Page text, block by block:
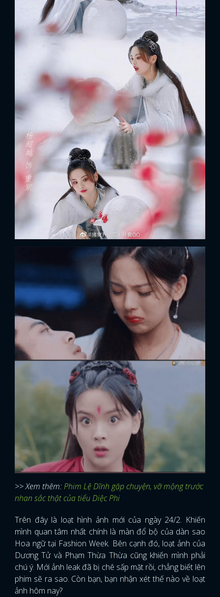
>> Xem thêm:Phim Lệ Dĩnh gặp chuyện, vỡ mộng trước
nhan sắc thật của tiểu Diệc Phi
Trên đây là loạt hình ảnh mới của ngày 24/2. Khiến
mình quan tâm nhất chính là màn đổ bộ của dàn sao
Hoa ngữ tại Fashion Week. Bên cạnh đó, loạt ảnh của
Dương Tử và Phạm Thừa Thừa cũng khiến mình phải
chú ý. Mới ảnh leak đã bị chê sấp mặt rồi, chẳng biết lên
phim sẽ ra sao. Còn bạn, bạn nhận xét thế nào về loạt
ảnh hôm nay?